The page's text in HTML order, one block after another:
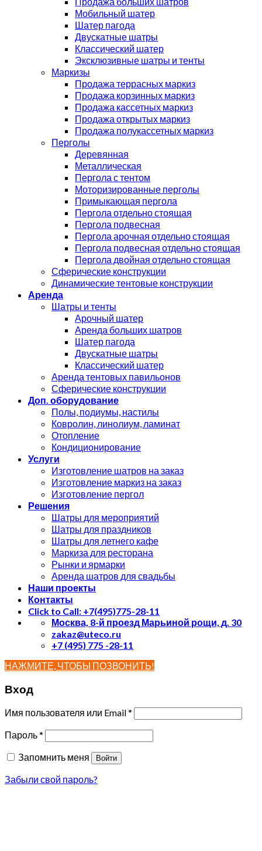
Мобильный шатер
Шатер пагода
Двускатные шатры
Классический шатер
Эксклюзивные шатры и тенты
Маркизы
Продажа террасных маркиз
Продажа корзинных маркиз
Продажа кассетных маркиз
Продажа открытых маркиз
Продажа полукассетных маркиз
Перголы
Деревянная
Металлическая
Пергола с тентом
Моторизированные перголы
Примыкающая пергола
Пергола отдельно стоящая
Пергола подвесная
Пергола арочная отдельно стоящая
Пергола подвесная отдельно стоящая
Пергола двойная отдельно стоящая
Сферические конструкции
Динамические тентовые конструкции
Аренда
Шатры и тенты
Арочный шатер
Аренда больших шатров
Шатер пагода
Двускатные шатры
Классический шатер
Аренда тентовых павильонов
Сферические конструкции
Доп. оборудование
Полы, подиумы, настилы
Ковролин, линолиум, ламинат
Отопление
Кондиционирование
Услуги
Изготовление шатров на заказ
Изготовление маркиз на заказ
Изготовление пергол
Решения
Шатры для мероприятий
Шатры для праздников
Шатры для летнего кафе
Маркиза для ресторана
Рынки и ярмарки
Аренда шатров для свадьбы
Наши проекты
Контакты
Click to Call: +7(495)775-28-11
Москва, 8-й проезд Марьиной рощи, д. 30
zakaz@uteco.ru
+7 (495) 775 -28-11
НАЖМИТЕ, ЧТОБЫ ПОЗВОНИТЬ!
Вход
Имя пользователя или Email*
Пароль*
Запомнить меня
Войти
Забыли свой пароль?